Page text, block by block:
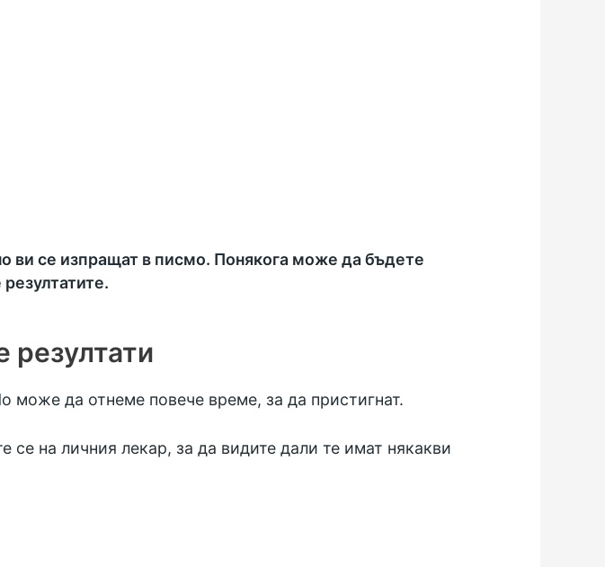
ви се изпращат в писмо. Понякога може да бъдете
резултати
може да отнеме повече време, за да пристигнат.
се на личния лекар, за да видите дали те имат някакви